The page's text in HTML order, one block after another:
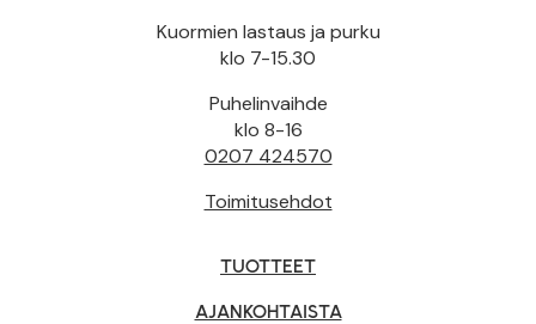
Kuormien lastaus ja purku
klo 7-15.30
Puhelinvaihde
klo 8-16
0207 424570
Toimitusehdot
TUOTTEET
AJANKOHTAISTA